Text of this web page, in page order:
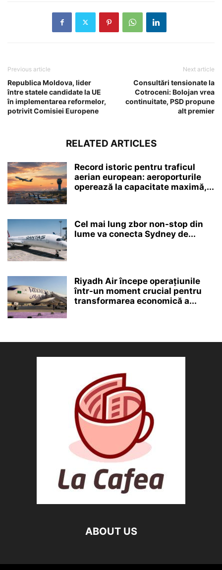
Previous article
Republica Moldova, lider
între statele candidate la UE
în implementarea reformelor,
potrivit Comisiei Europene
Next article
Consultări tensionate la
Cotroceni: Bolojan vrea
continuitate, PSD propune
alt premier
RELATED ARTICLES
Record istoric pentru traficul
aerian european: aeroporturile
operează la capacitate maximă,...
Cel mai lung zbor non-stop din
lume va conecta Sydney de...
Riyadh Air începe operațiunile
într-un moment crucial pentru
transformarea economică a...
ABOUT US